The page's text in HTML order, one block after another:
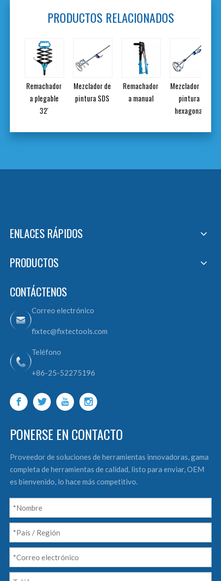
PRODUCTOS RELACIONADOS
Remachador
a plegable
32'
Mezclador de
pintura SDS
Remachador
a manual
Mezclador de
pintura
hexagonal
ENLACES RÁPIDOS
PRODUCTOS
CONTÁCTENOS
Correo electrónico
fixtec@fixtectools.com
Teléfono
+86-25-52275196
PONERSE EN CONTACTO
Proveedor de soluciones de herramientas innovadoras, gama
completa de herramientas de calidad, listo para enviar, OEM
es bienvenido, lo hace más competitivo.